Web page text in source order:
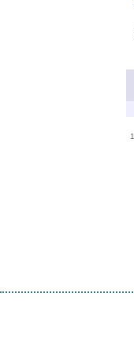
1